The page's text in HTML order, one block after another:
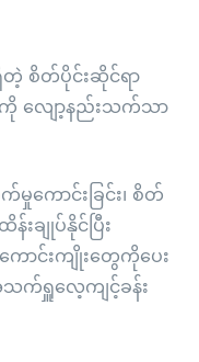
စိတ်ပိုင်းဆိုင်ရာ
ကို လျော့နည်းသက်သာ
က်မှုကောင်းခြင်း၊ စိတ်
းချုပ်နိုင်ပြီး
ောင်းကျိုးတွေကိုပေး
သက်ရှူလေ့ကျင့်ခန်း